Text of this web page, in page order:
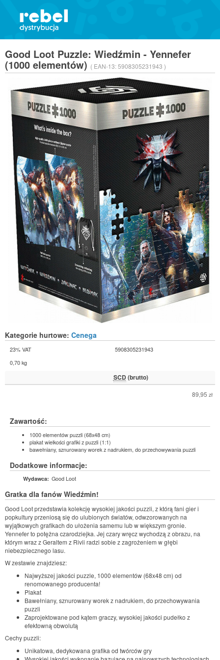
Good Loot Puzzle: Wiedźmin - Yennefer
(1000 elementów) ( EAN-13:5908305231943 )
Kategorie hurtowe: Cenega
23% VAT
5908305231943
0,70 kg
SCD (brutto)
89,95 zł
Zawartość:
1000 elementów puzzli (68x48 cm)
plakat wielkości grafiki z puzzli (1:1)
bawełniany, sznurowany worek z nadrukiem, do przechowywania puzzli
Dodatkowe informacje:
Wydawca: Good Loot
Gratka dla fanów Wiedźmin!
Good Loot przedstawia kolekcję wysokiej jakości puzzli, z którą fani gier i
popkultury przeniosą się do ulubionych światów, odwzorowanych na
wyjątkowych grafikach do ułożenia samemu lub w większym gronie.
Yennefer to potężna czarodziejka. Jej czary wręcz wychodzą z obrazu, na
którym wraz z Geraltem z Rivii radzi sobie z zagrożeniem w głębi
niebezpiecznego lasu.
W zestawie znajdziesz:
Najwyższej jakości puzzle, 1000 elementów (68x48 cm) od
renomowanego producenta!
Plakat
Bawełniany, sznurowany worek z nadrukiem, do przechowywania
puzzli
Zaprojektowane pod kątem graczy, wysokiej jakości pudełko z
efektowną obwolutą
Cechy puzzli:
Unikatowa, dedykowana grafika od twórców gry